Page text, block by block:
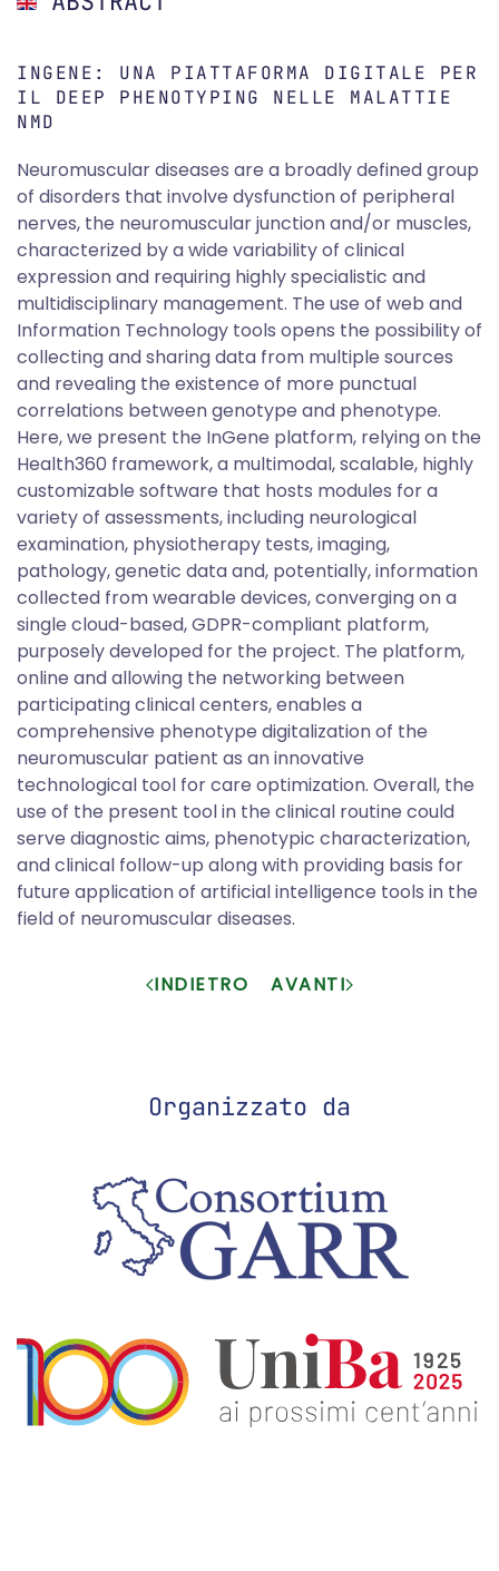
INGENE: UNA PIATTAFORMA DIGITALE PER
IL DEEP PHENOTYPING NELLE MALATTIE
NMD
Neuromuscular diseases are a broadly defined group
of disorders that involve dysfunction of peripheral
nerves, the neuromuscular junction and/or muscles,
characterized by a wide variability of clinical
expression and requiring highly specialistic and
multidisciplinary management. The use of web and
Information Technology tools opens the possibility of
collecting and sharing data from multiple sources
and revealing the existence of more punctual
correlations between genotype and phenotype.
Here, we present the InGene platform, relying on the
Health360 framework, a multimodal, scalable, highly
customizable software that hosts modules for a
variety of assessments, including neurological
examination, physiotherapy tests, imaging,
pathology, genetic data and, potentially, information
collected from wearable devices, converging on a
single cloud-based, GDPR-compliant platform,
purposely developed for the project. The platform,
online and allowing the networking between
participating clinical centers, enables a
comprehensive phenotype digitalization of the
neuromuscular patient as an innovative
technological tool for care optimization. Overall, the
use of the present tool in the clinical routine could
serve diagnostic aims, phenotypic characterization,
and clinical follow-up along with providing basis for
future application of artificial intelligence tools in the
field of neuromuscular diseases.
INDIETRO AVANTI
Organizzato da